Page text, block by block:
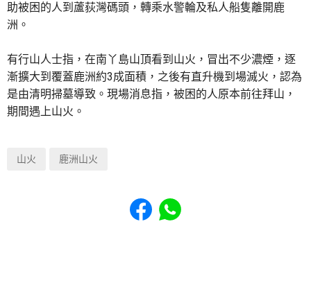
助被困的人到蘆荻灣碼頭，轉乘水警輪及私人船隻離開鹿
洲。
有行山人士指，在南丫島山頂看到山火，冒出不少濃煙，逐
漸擴大到覆蓋鹿洲約3成面積，之後有直升機到場滅火，認為
是由清明掃墓導致。現場消息指，被困的人原本前往拜山，
期間遇上山火。
山火 鹿洲山火
Share to Facebook
Share to WhatsApp